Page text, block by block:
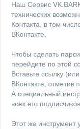
Наш Сервис
технических
Контакта, в том
ВКонтакте.
Чтобы сделать
перейдите по этой
Вставьте ссылку
ВКонтакте, отметив
А специальный
всех его
Этот же инструмент